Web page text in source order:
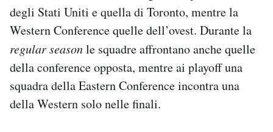
degli Stati Uniti e quella di Toronto, mentre la
Western Conference quelle dell’ovest. Durante la
regular seasonle squadre affrontano anche quelle
della conference opposta, mentre ai playoff una
squadra della Eastern Conference incontra una
della Western solo nelle finali.